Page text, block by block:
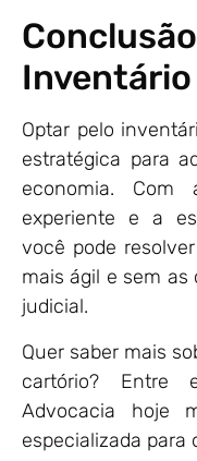
Optar pelo
estratégica para
economia.
experiente e a
você pode
mais ágil e sem as
judicial.
Quer saber mais
cartório? Entre
Advocacia hoje
especializada para